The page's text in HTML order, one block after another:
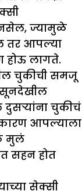
ज्यामुळे
तर आपल्या
होऊ लागते.
चुकीची समजू
दुसऱ्यांना चुकीचं
आपल्याला
मुलं
सहन होत
सेक्सी